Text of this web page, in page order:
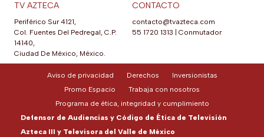
TV AZTECA
Periférico Sur 4121,
Col. Fuentes Del Pedregal, C.P.
14140,
Ciudad De México, México.
CONTACTO
contacto@tvazteca.com
55 1720 1313
Conmutador
Aviso de privacidad Derechos
Inversionistas
Promo Espacio
Trabaja con nosotros
Programa de ética, integridad y cumplimiento
Defensor de Audiencias y Código de Ética de Televisión
Azteca III y Televisora del Valle de México